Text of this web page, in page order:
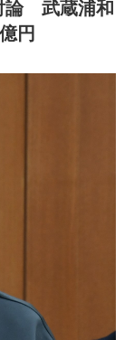
論 武蔵浦和
円